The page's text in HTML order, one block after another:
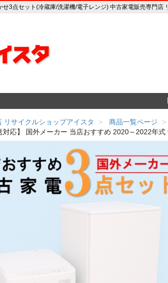
3点セット(冷蔵庫/洗濯機/電子レンジ) 中古家電販売専門店
リサイクルショップアイスタ 商品一覧ページ
対応】 国外メーカー 当店おすすめ 2020～2022年